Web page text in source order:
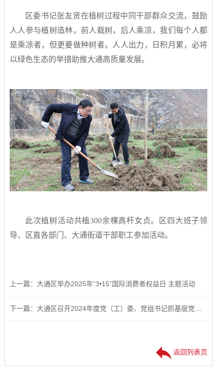
区委书记张友贤在植树过程中同干部群众交流，鼓励
人人参与植树造林，前人栽树，后人乘凉，我们每个人都
是乘凉者，但更要做种树者。人人出力，日积月累，必将
以绿色生态的举措助推大通高质量发展。
此次植树活动共植300余棵高杆女贞。区四大班子领
导、区直各部门、大通街道干部职工参加活动。
上一篇：大通区举办2025年“3•15”国际消费者权益日 主题活动
返回列表页